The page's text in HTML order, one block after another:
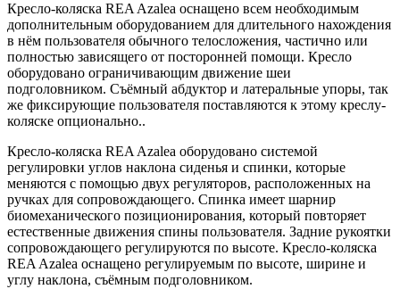
Кресло-коляска REA Azalea оснащено всем необходимым
дополнительным оборудованием для длительного нахождения
в нём пользователя обычного телосложения, частично или
полностью зависящего от посторонней помощи. Кресло
оборудовано ограничивающим движение шеи
подголовником. Съёмный абдуктор и латеральные упоры, так
же фиксирующие пользователя поставляются к этому креслу-
коляске опционально..
Кресло-коляска REA Azalea оборудовано системой
регулировки углов наклона сиденья и спинки, которые
меняются с помощью двух регуляторов, расположенных на
ручках для сопровождающего. Спинка имеет шарнир
биомеханического позиционирования, который повторяет
естественные движения спины пользователя. Задние рукоятки
сопровождающего регулируются по высоте. Кресло-коляска
REA Azalea оснащено регулируемым по высоте, ширине и
углу наклона, съёмным подголовником.